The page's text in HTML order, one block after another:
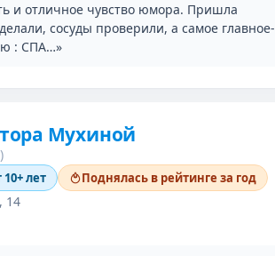
и отличное чувство юмора. Пришла
сосуды проверили, а самое главное-
: СПА…»
Мухиной
лет Поднялась в рейтинге за год
14